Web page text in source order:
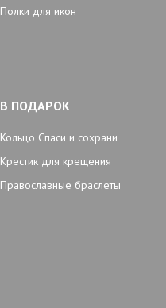
Полки для икон
В ПОДАРОК
Кольцо Спаси и сохрани
Крестик для крещения
Православные браслеты